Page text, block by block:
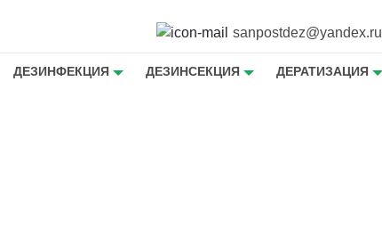
sanpostdez@yandex.ru
ДЕЗИНФЕКЦИЯ ДЕЗИНСЕКЦИЯ ДЕРАТИЗАЦИЯ